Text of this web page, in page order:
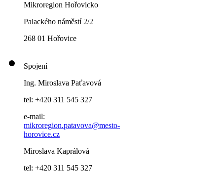
Mikroregion Hořovicko
Palackého náměstí 2/2
268 01 Hořovice
Spojení
Ing. Miroslava Paťavová
tel: +420 311 545 327
e-mail:
mikroregion.patavova@mesto-
horovice.cz
Miroslava Kaprálová
tel: +420 311 545 327